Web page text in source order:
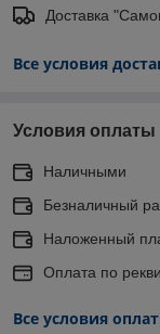
Доставка
Все условия
Условия оплаты
Наличными
Безналичный
Наложенный
Оплата по
Все условия